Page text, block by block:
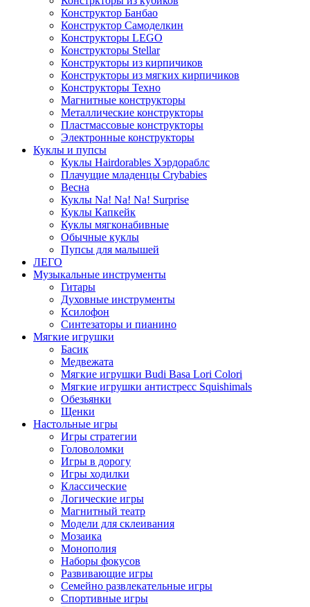
Конструктор Банбао
Конструктор Самоделкин
Конструкторы LEGO
Конструкторы Stellar
Конструкторы из кирпичиков
Конструкторы из мягких кирпичиков
Конструкторы Техно
Магнитные конструкторы
Металлические конструкторы
Пластмассовые конструкторы
Электронные конструкторы
Куклы и пупсы
Куклы Hairdorables Хэрдораблс
Плачущие младенцы Crybabies
Весна
Куклы Na! Na! Na! Surprise
Куклы Капкейк
Куклы мягконабивные
Обычные куклы
Пупсы для малышей
ЛЕГО
Музыкальные инструменты
Гитары
Духовные инструменты
Ксилофон
Синтезаторы и пианино
Мягкие игрушки
Басик
Медвежата
Мягкие игрушки Budi Basa Lori Colori
Мягкие игрушки антистресс Squishimals
Обезьянки
Щенки
Настольные игры
Игры стратегии
Головоломки
Игры в дорогу
Игры ходилки
Классические
Логические игры
Магнитный театр
Модели для склеивания
Мозаика
Монополия
Наборы фокусов
Развивающие игры
Семейно развлекательные игры
Спортивные игры